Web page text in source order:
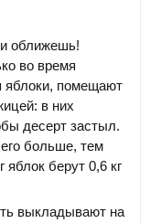
оближешь!
во время
яблоки, помещают
в них
десерт застыл.
больше, тем
берут 0,6 кг
выкладывают на